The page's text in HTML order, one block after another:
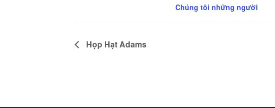
Chúng tôi những người
Họp Hạt Adams